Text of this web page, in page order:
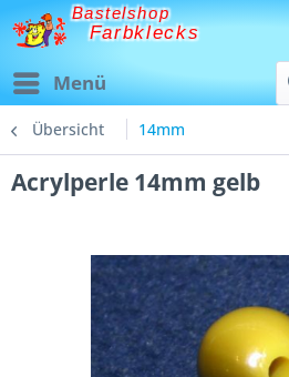
Bastelshop
Farbklecks
Menü
Übersicht 14mm
Acrylperle 14mm gelb